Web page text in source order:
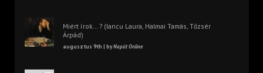
Miért írok… ? (Iancu Laura, Halmai Tamás, Tőzsér
Árpád)
augusztus 9th | byNapút Online